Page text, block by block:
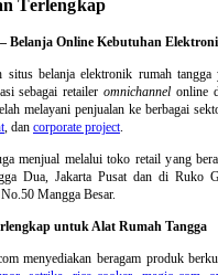
Terlengkap
Belanja Online Kebutuhan
situs belanja elektronik rumah tangga
sebagai retaileromnichannel online
melayani penjualan ke berbagai
, dan corporate project.
menjual melalui toko retail yang
Dua, Jakarta Pusat dan di Ruko
Mangga Besar.
untuk Alat Rumah Tangga
menyediakan beragam produk